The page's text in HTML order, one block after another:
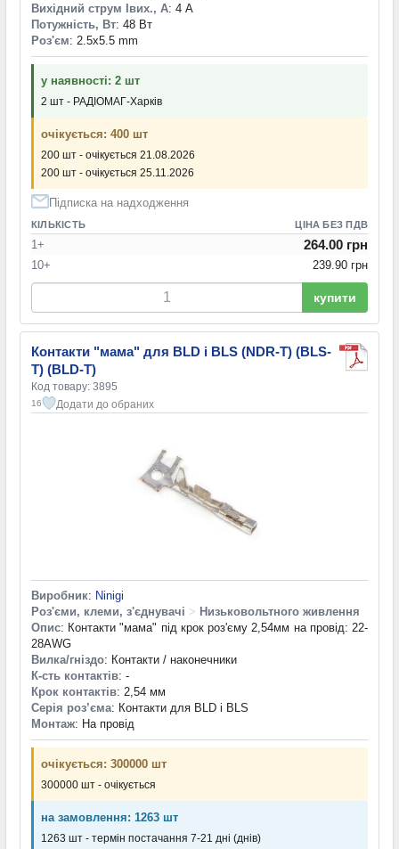
Вихідний струм Iвих., А: 4 А
Потужність, Вт: 48 Вт
Роз'єм: 2.5x5.5 mm
у наявності: 2 шт
2 шт - РАДІОМАГ-Харків
очікується: 400 шт
200 шт - очікується 21.08.2026
200 шт - очікується 25.11.2026
Підписка на надходження
КІЛЬКІСТЬ ЦІНА БЕЗ ПДВ
1+ 264.00 грн
10+ 239.90 грн
купити
Контакти "мама" для BLD і BLS (NDR-T) (BLS-
T) (BLD-T)
Код товару: 3895
16 Додати до обраних
Виробник: Ninigi
Роз'єми, клеми, з'єднувачі > Низьковольтного живлення
Опис: Контакти "мама" під крок роз'єму 2,54мм на провід: 22-
28AWG
Вилка/гніздо: Контакти / наконечники
К-сть контактів: -
Крок контактів: 2,54 мм
Серія роз’єма: Контакти для BLD і BLS
Монтаж: На провід
очікується: 300000 шт
300000 шт - очікується
на замовлення: 1263 шт
1263 шт - термін постачання 7-21 дні (днів)